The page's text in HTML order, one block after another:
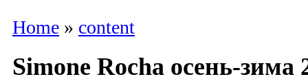
Home » content
Simone Rocha осень-зима